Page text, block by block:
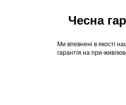
Ми впевнені в якості
гарантія на при-
Чесна